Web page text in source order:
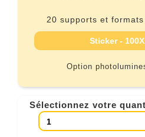
20 supports et
Sticker -
Option
Sélectionnez votre